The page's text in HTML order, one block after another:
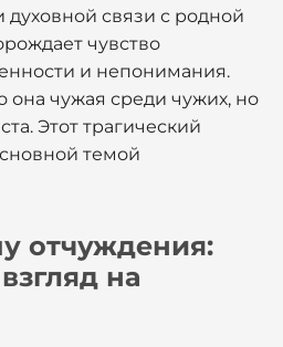
духовной связи с родной
чувство
и непонимания.
она чужая среди чужих, но
Этот трагический
темой
отчуждения:
на